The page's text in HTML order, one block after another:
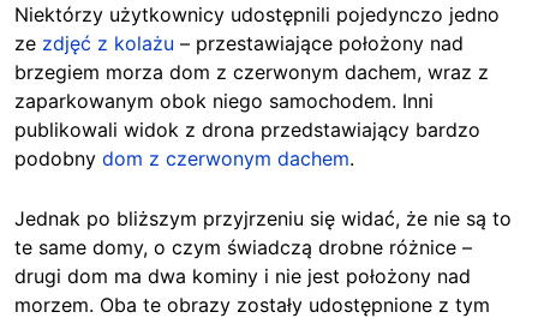
Niektórzy użytkownicy udostępnili pojedynczo jedno
ze zdjęć z kolażu – przestawiające położony nad
brzegiem morza dom z czerwonym dachem, wraz z
zaparkowanym obok niego samochodem. Inni
publikowali widok z drona przedstawiający bardzo
podobny dom z czerwonym dachem.
Jednak po bliższym przyjrzeniu się widać, że nie są to
te same domy, o czym świadczą drobne różnice –
drugi dom ma dwa kominy i nie jest położony nad
morzem. Oba te obrazy zostały udostępnione z tym